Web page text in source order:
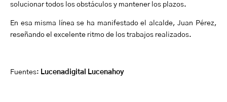
solucionar todos los obstáculos y mantener los plazos.
En esa misma línea se ha manifestado el alcalde, Juan Pérez,
reseñando el excelente ritmo de los trabajos realizados.
Fuentes: Lucenadigital Lucenahoy